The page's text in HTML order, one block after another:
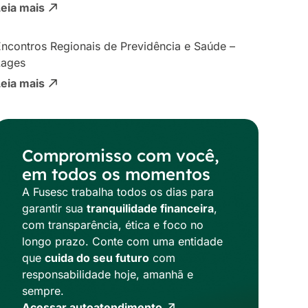
mais
Regionais de Previdência e Saúde –
mais
Compromisso com você,
em todos os momentos
A Fusesc trabalha todos os dias para
garantir sua tranquilidade financeira,
com transparência, ética e foco no
longo prazo. Conte com uma entidade
que cuida do seu futuro com
responsabilidade hoje, amanhã e
sempre.